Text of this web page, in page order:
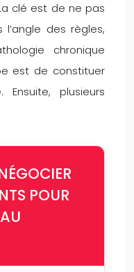
clé est de ne pas
des règles,
chronique
est de constituer
plusieurs
POUR